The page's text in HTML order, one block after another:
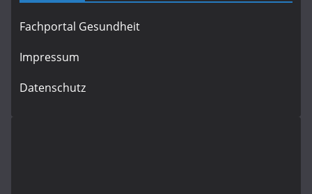
Fachportal Gesundheit
Impressum
Datenschutz